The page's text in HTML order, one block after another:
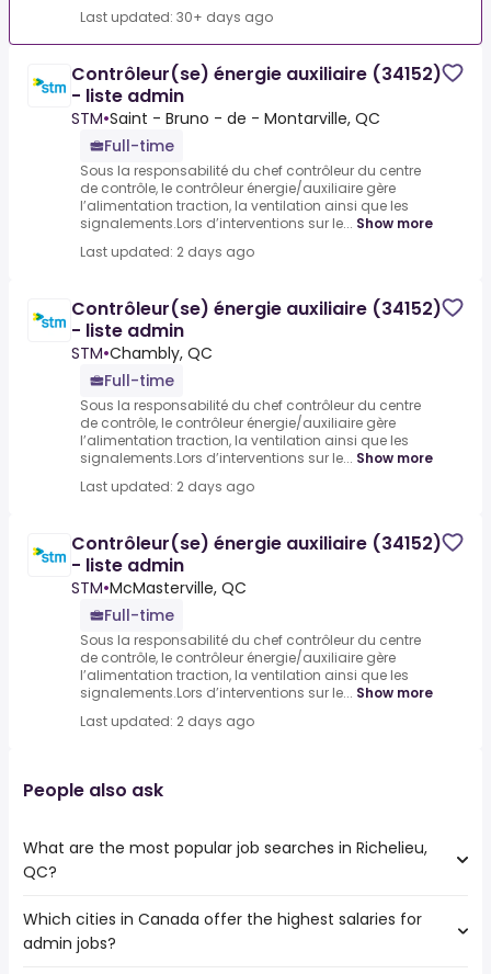
Last updated: 30+ days ago
Contrôleur(se) énergie auxiliaire (34152)
- liste admin
STM•Saint - Bruno - de - Montarville, QC
Full-time
Sous la responsabilité du chef contrôleur du centre
de contrôle, le contrôleur énergie/auxiliaire gère
l’alimentation traction, la ventilation ainsi que les
signalements.Lors d’interventions sur le... Show more
Last updated: 2 days ago
Contrôleur(se) énergie auxiliaire (34152)
- liste admin
STM•Chambly, QC
Full-time
Sous la responsabilité du chef contrôleur du centre
de contrôle, le contrôleur énergie/auxiliaire gère
l’alimentation traction, la ventilation ainsi que les
signalements.Lors d’interventions sur le... Show more
Last updated: 2 days ago
Contrôleur(se) énergie auxiliaire (34152)
- liste admin
STM•McMasterville, QC
Full-time
Sous la responsabilité du chef contrôleur du centre
de contrôle, le contrôleur énergie/auxiliaire gère
l’alimentation traction, la ventilation ainsi que les
signalements.Lors d’interventions sur le... Show more
Last updated: 2 days ago
People also ask
What are the most popular job searches in Richelieu,
QC?
The 10 most popular job searches in Richelieu, QC are:
accounting
Which cities in Canada offer the highest salaries for
admin jobs?